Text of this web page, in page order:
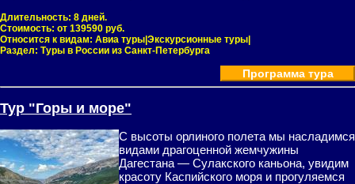
Длительность: 8 дней.
Стоимость: от 139590 руб.
Относится к видам: Авиа туры|Экскурсионные туры|
Раздел: Туры в России из Санкт-Петербурга
Программа тура
Тур "Горы и море"
С высоты орлиного полета мы насладимся
видами драгоценной жемчужины
Дагестана — Сулакского каньона, увидим
красоту Каспийского моря и прогуляемся